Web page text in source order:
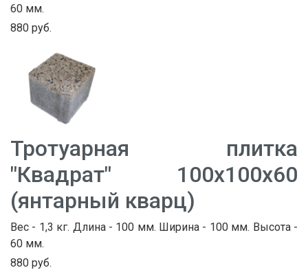
60 мм.
880 руб.
Тротуарная плитка
"Квадрат" 100х100х60
(янтарный кварц)
Вес - 1,3 кг. Длина - 100 мм. Ширина - 100 мм. Высота -
60 мм.
880 руб.